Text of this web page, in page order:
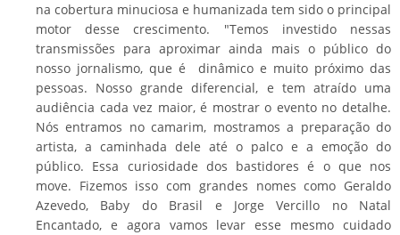
na cobertura minuciosa e humanizada tem sido o principal
motor desse crescimento. "Temos investido nessas
transmissões para aproximar ainda mais o público do
nosso jornalismo, que é dinâmico e muito próximo das
pessoas. Nosso grande diferencial, e tem atraído uma
audiência cada vez maior, é mostrar o evento no detalhe.
Nós entramos no camarim, mostramos a preparação do
artista, a caminhada dele até o palco e a emoção do
público. Essa curiosidade dos bastidores é o que nos
move. Fizemos isso com grandes nomes como Geraldo
Azevedo, Baby do Brasil e Jorge Vercillo no Natal
Encantado, e agora vamos levar esse mesmo cuidado